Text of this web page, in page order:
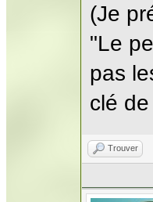
(Je
"Le
pas
clé
Trouver